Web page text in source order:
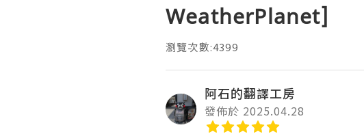
WeatherPlanet]
瀏覽次數:4399
阿石的翻譯工房
發佈於 2025.04.28